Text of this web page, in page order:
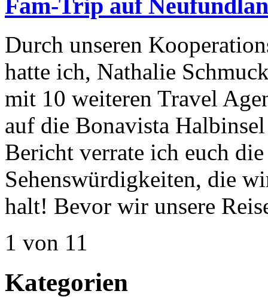
Fam-Trip auf
Durch unseren
hatte ich, Nathalie
mit 10 weiteren Travel
auf die Bonavista
Bericht verrate ich euch
Sehenswürdigkeiten, die
halt! Bevor wir unsere
1 von 11
Kategorien